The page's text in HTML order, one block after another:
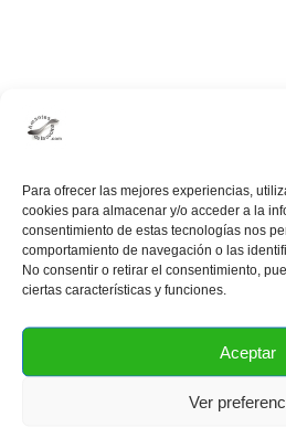
Para ofrecer las mejores experiencias,
cookies para almacenar y/o acceder a la
consentimiento de estas tecnologías nos
comportamiento de navegación o las
No consentir o retirar el consentimiento,
ciertas características y funciones.
Aceptar
Ver
Pascua